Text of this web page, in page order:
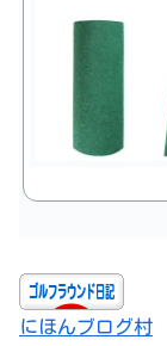
にほんブログ村